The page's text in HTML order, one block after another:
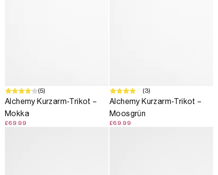
(5)
Alchemy Kurzarm-Trikot –
Mokka
£69.99
(3)
Alchemy Kurzarm-Trikot –
Moosgrün
£69.99